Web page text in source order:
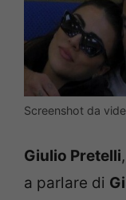
Screenshot da
Giulio Pretelli
a parlare di